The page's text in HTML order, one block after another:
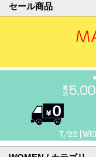
セール商品